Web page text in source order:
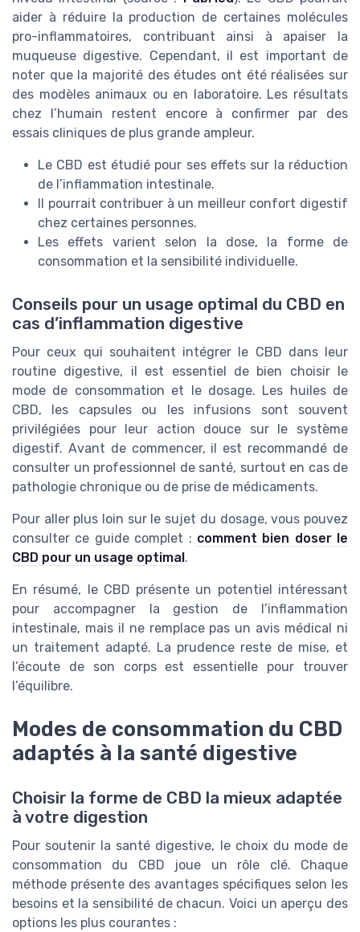
aider à réduire la production de certaines molécules
pro-inflammatoires, contribuant ainsi à apaiser la
muqueuse digestive. Cependant, il est important de
noter que la majorité des études ont été réalisées sur
des modèles animaux ou en laboratoire. Les résultats
chez l’humain restent encore à confirmer par des
essais cliniques de plus grande ampleur.
Le CBD est étudié pour ses effets sur la réduction
de l’inflammation intestinale.
Il pourrait contribuer à un meilleur confort digestif
chez certaines personnes.
Les effets varient selon la dose, la forme de
consommation et la sensibilité individuelle.
Conseils pour un usage optimal du CBD en
cas d’inflammation digestive
Pour ceux qui souhaitent intégrer le CBD dans leur
routine digestive, il est essentiel de bien choisir le
mode de consommation et le dosage. Les huiles de
CBD, les capsules ou les infusions sont souvent
privilégiées pour leur action douce sur le système
digestif. Avant de commencer, il est recommandé de
consulter un professionnel de santé, surtout en cas de
pathologie chronique ou de prise de médicaments.
Pour aller plus loin sur le sujet du dosage, vous pouvez
consulter ce guide complet : comment bien doser le
CBD pour un usage optimal.
En résumé, le CBD présente un potentiel intéressant
pour accompagner la gestion de l’inflammation
intestinale, mais il ne remplace pas un avis médical ni
un traitement adapté. La prudence reste de mise, et
l’écoute de son corps est essentielle pour trouver
l’équilibre.
Modes de consommation du CBD
adaptés à la santé digestive
Choisir la forme de CBD la mieux adaptée
à votre digestion
Pour soutenir la santé digestive, le choix du mode de
consommation du CBD joue un rôle clé. Chaque
méthode présente des avantages spécifiques selon les
besoins et la sensibilité de chacun. Voici un aperçu des
options les plus courantes :